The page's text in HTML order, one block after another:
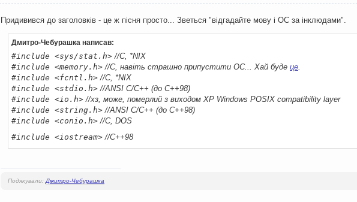
Придивився до заголовків - це ж пісня просто... Зветься "відгадайте мову і ОС за інклюдами".
Дмитро-Чебурашка написав:
#include <sys/stat.h> //C, *NIX
#include <memory.h> //C, навіть страшно припустити ОС... Хай буде це
#include <fcntl.h> //C, *NIX
#include <stdio.h> //ANSI C/C++ (до C++98)
#include <io.h> //хз, може, померлий з виходом XP Windows POSIX compatibility layer
#include <string.h> //ANSI C/C++ (до C++98)
#include <conio.h> //C, DOS
#include <iostream> //C++98
Подякували: Дмитро-Чебурашка